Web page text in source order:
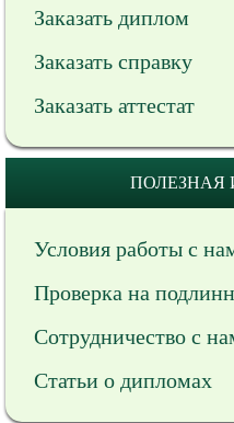
Заказать диплом
Заказать справку
Заказать аттестат
Условия работы с
Проверка на
Сотрудничество с
Статьи о дипломах